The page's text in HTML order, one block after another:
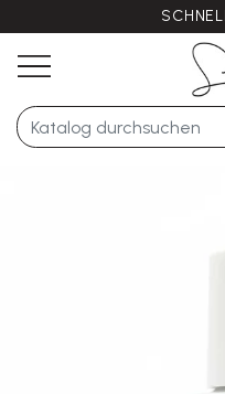
Haben Sie noch